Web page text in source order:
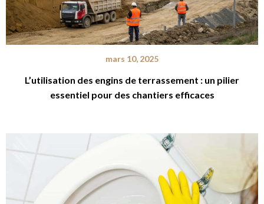
mars 10, 2025
L’utilisation des engins de terrassement : un pilier
essentiel pour des chantiers efficaces